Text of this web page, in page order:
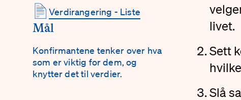
📄Verdirangering - Liste
Mål
Konfirmantene tenker over hva
som er viktig for dem, og
knytter det til verdier.
livet.
Sett
Slå